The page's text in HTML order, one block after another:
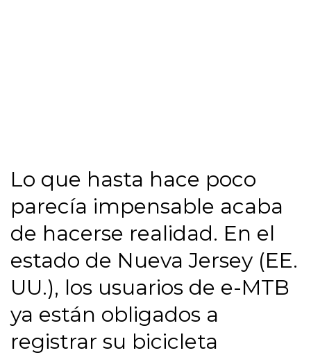
Lo que hasta hace poco
parecía impensable acaba
de hacerse realidad. En el
estado de Nueva Jersey (EE.
UU.), los usuarios de e-MTB
ya están obligados a
registrar su bicicleta